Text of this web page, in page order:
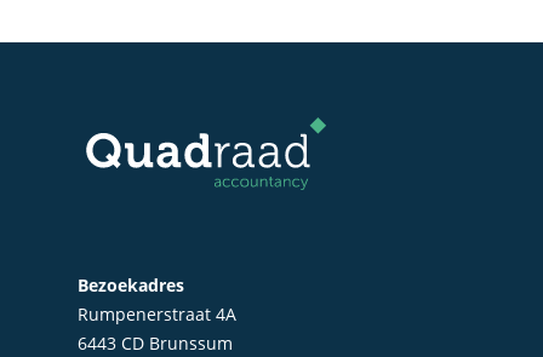
Bezoekadres
Rumpenerstraat 4A
6443 CD Brunssum
Salarisadministratie